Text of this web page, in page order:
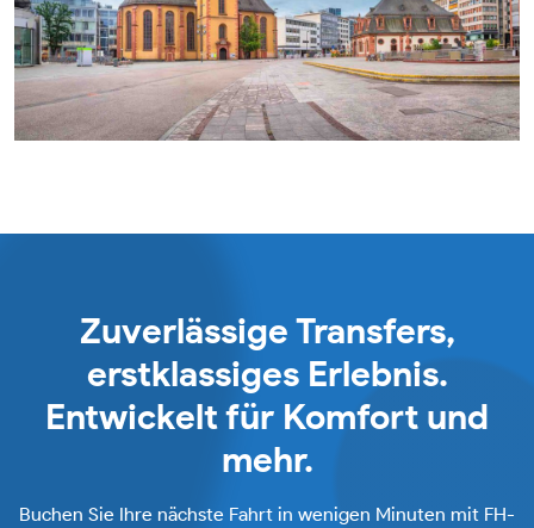
Zuverlässige Transfers,
erstklassiges Erlebnis.
Entwickelt für Komfort und
mehr.
Buchen Sie Ihre nächste Fahrt in wenigen Minuten mit FH-